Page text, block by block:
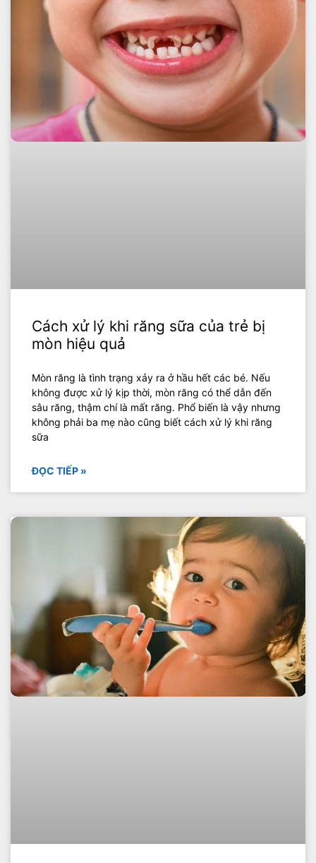
Cách xử lý khi răng sữa của trẻ bị
mòn hiệu quả
Mòn răng là tình trạng xảy ra ở hầu hết các bé. Nếu
không được xử lý kịp thời, mòn răng có thể dẫn đến
sâu răng, thậm chí là mất răng. Phổ biến là vậy nhưng
không phải ba mẹ nào cũng biết cách xử lý khi răng
sữa
ĐỌC TIẾP »